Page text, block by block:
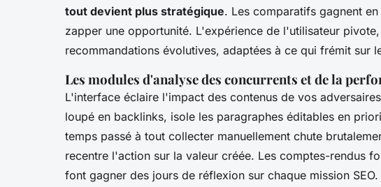
tout devient plus stratégique. Les comparatifs gagnent
zapper une opportunité. L'expérience de l'utilisateur
recommandations évolutives, adaptées à ce qui frémit sur
Les modules d'analyse des concurrents et de la
L'interface éclaire l'impact des contenus de vos
loupé en backlinks, isole les paragraphes éditables en
temps passé à tout collecter manuellement chute
recentre l'action sur la valeur créée. Les comptes-rendus
font gagner des jours de réflexion sur chaque mission SEO.